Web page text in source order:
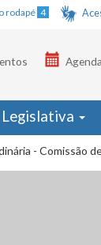
rodapé 4
Agenda
- Comissão